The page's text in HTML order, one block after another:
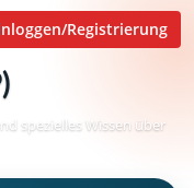
Registrierung
spezielles Wissen über